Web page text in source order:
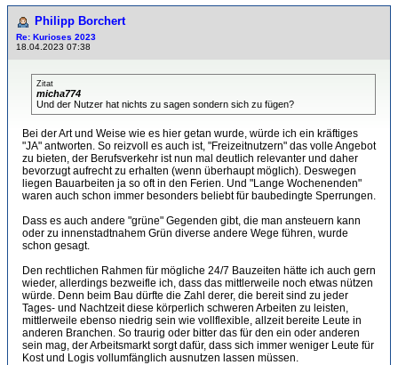
Philipp Borchert
Re: Kurioses 2023
18.04.2023 07:38
Zitat
micha774
Und der Nutzer hat nichts zu sagen sondern sich zu fügen?
Bei der Art und Weise wie es hier getan wurde, würde ich ein kräftiges
"JA" antworten. So reizvoll es auch ist, "Freizeitnutzern" das volle Angebot
zu bieten, der Berufsverkehr ist nun mal deutlich relevanter und daher
bevorzugt aufrecht zu erhalten (wenn überhaupt möglich). Deswegen
liegen Bauarbeiten ja so oft in den Ferien. Und "Lange Wochenenden"
waren auch schon immer besonders beliebt für baubedingte Sperrungen.
Dass es auch andere "grüne" Gegenden gibt, die man ansteuern kann
oder zu innenstadtnahem Grün diverse andere Wege führen, wurde
schon gesagt.
Den rechtlichen Rahmen für mögliche 24/7 Bauzeiten hätte ich auch gern
wieder, allerdings bezweifle ich, dass das mittlerweile noch etwas nützen
würde. Denn beim Bau dürfte die Zahl derer, die bereit sind zu jeder
Tages- und Nachtzeit diese körperlich schweren Arbeiten zu leisten,
mittlerweile ebenso niedrig sein wie vollflexible, allzeit bereite Leute in
anderen Branchen. So traurig oder bitter das für den ein oder anderen
sein mag, der Arbeitsmarkt sorgt dafür, dass sich immer weniger Leute für
Kost und Logis vollumfänglich ausnutzen lassen müssen.